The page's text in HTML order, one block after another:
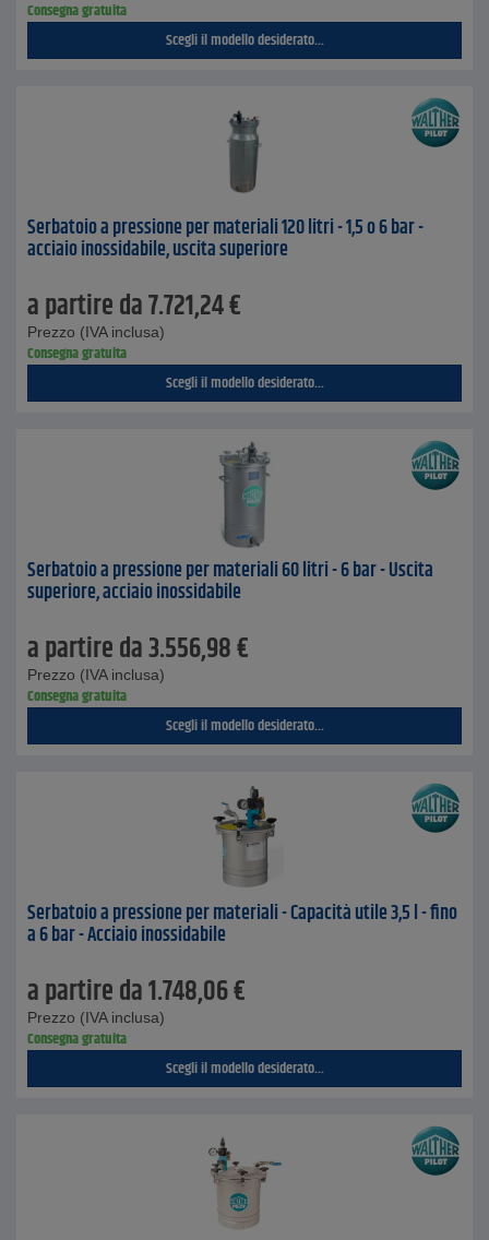
Consegna gratuita
Scegli il modello desiderato...
Serbatoio a pressione per materiali 120 litri - 1,5 o 6 bar -
acciaio inossidabile, uscita superiore
a partire da7.721,24€
Prezzo (IVA inclusa)
Consegna gratuita
Scegli il modello desiderato...
Serbatoio a pressione per materiali 60 litri - 6 bar - Uscita
superiore, acciaio inossidabile
a partire da3.556,98€
Prezzo (IVA inclusa)
Consegna gratuita
Scegli il modello desiderato...
Serbatoio a pressione per materiali - Capacità utile 3,5 l - fino
a 6 bar - Acciaio inossidabile
a partire da1.748,06€
Prezzo (IVA inclusa)
Consegna gratuita
Scegli il modello desiderato...